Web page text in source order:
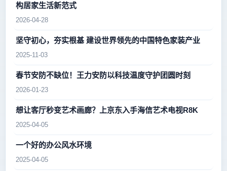
构居家生活新范式
2026-04-28
坚守初心，夯实根基 建设世界领先的中国特色家装产业
2025-11-03
春节安防不缺位！王力安防以科技温度守护团圆时刻
2026-01-23
想让客厅秒变艺术画廊？上京东入手海信艺术电视R8K
2025-04-05
一个好的办公风水环境
2025-04-05